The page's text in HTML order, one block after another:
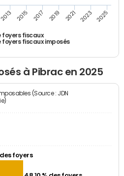
foyers fiscaux
foyers fiscaux imposés
2013 2015 2017 2019 2021 2023 2025
à Pibrac en 2025
(Source : JDN
foyers